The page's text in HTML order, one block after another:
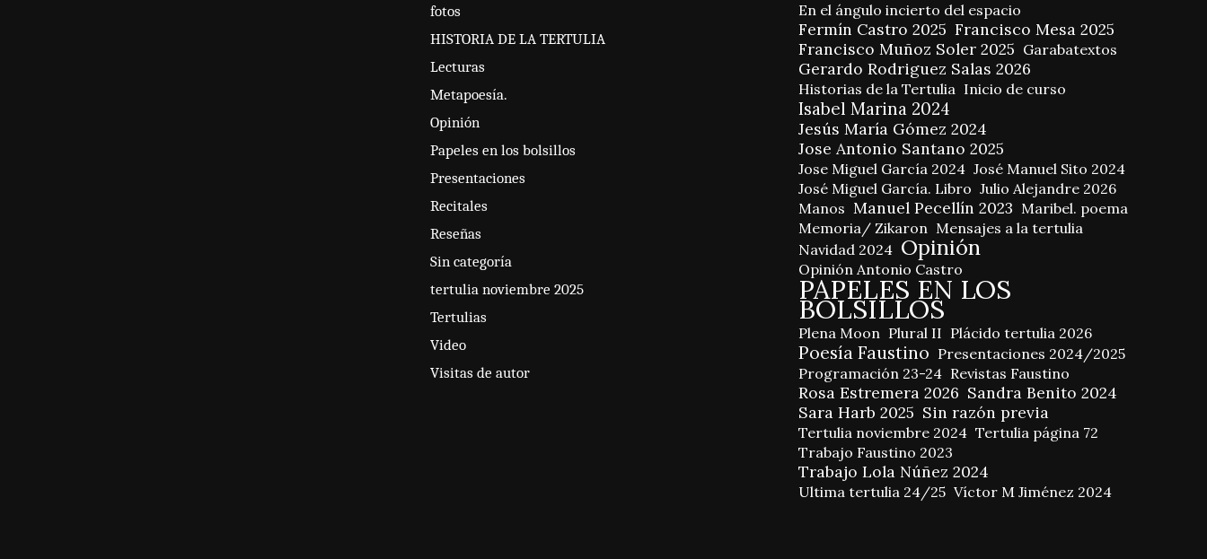
fotos
HISTORIA DE LA TERTULIA
Lecturas
Metapoesía.
Opinión
Papeles en los bolsillos
Presentaciones
Recitales
Reseñas
Sin categoría
tertulia noviembre 2025
Tertulias
Video
Visitas de autor
En el ángulo incierto del espacio
Fermín Castro 2025 Francisco Mesa 2025
Francisco Muñoz Soler 2025 Garabatextos
Gerardo Rodriguez Salas 2026
Historias de la Tertulia Inicio de curso
Isabel Marina 2024
Jesús María Gómez 2024
Jose Antonio Santano 2025
Jose Miguel García 2024 José Manuel Sito 2024
José Miguel García. Libro Julio Alejandre 2026
Manos Manuel Pecellín 2023 Maribel. poema
Memoria/ Zikaron Mensajes a la tertulia
Navidad 2024 Opinión
Opinión Antonio Castro
PAPELES EN LOS
BOLSILLOS
Plena Moon Plural II Plácido tertulia 2026
Poesía Faustino Presentaciones 2024/2025
Programación 23-24 Revistas Faustino
Rosa Estremera 2026 Sandra Benito 2024
Sara Harb 2025 Sin razón previa
Tertulia noviembre 2024 Tertulia página 72
Trabajo Faustino 2023
Trabajo Lola Núñez 2024
Ultima tertulia 24/25 Víctor M Jiménez 2024